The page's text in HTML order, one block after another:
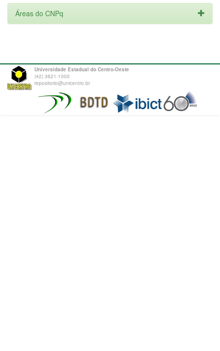
Áreas do CNPq
Universidade Estadual do Centro-Oeste
(42) 3621-1000
repositorio@unicentro.br